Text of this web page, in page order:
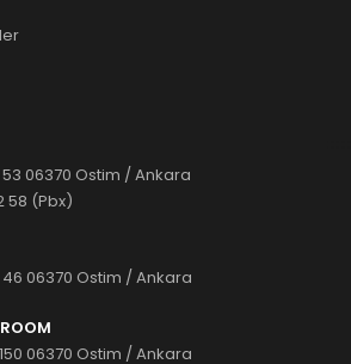
53 06370 Ostim / Ankara
58 (Pbx)
46 06370 Ostim / Ankara
06370 Ostim / Ankara